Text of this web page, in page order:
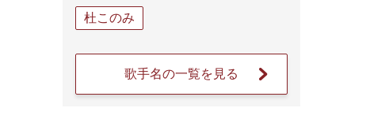
杜このみ
歌手名の一覧を見る